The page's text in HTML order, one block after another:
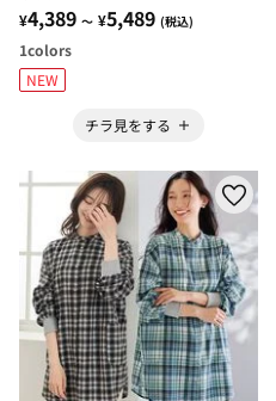
¥4,389 ～ ¥5,489 (税込)
1colors
NEW
チラ見をする